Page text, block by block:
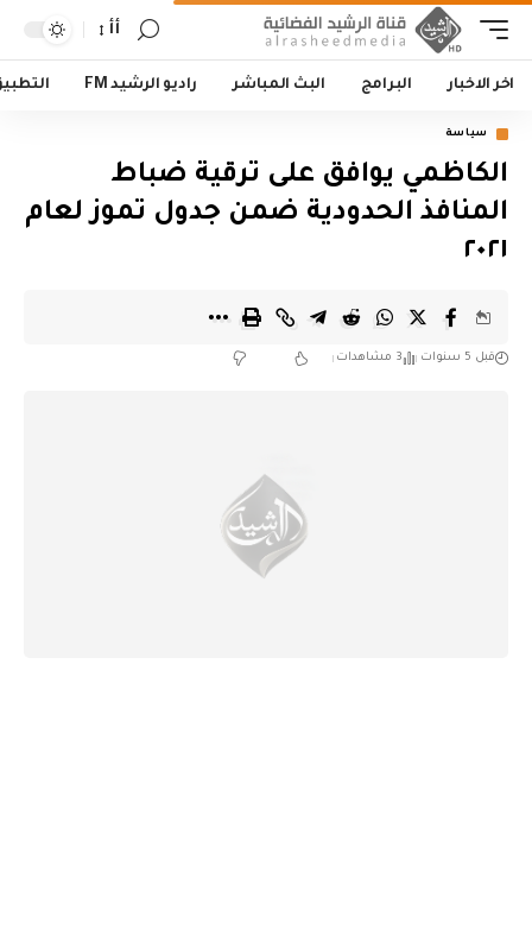
أأ
اخر الاخبار البرامج البث المباشر راديو الرشيد FM
سياسة
الكاظمي يوافق على ترقية ضباط
المنافذ الحدودية ضمن جدول تموز لعام
٢٠٢١
قبل 5 سنوات 3 مشاهدات